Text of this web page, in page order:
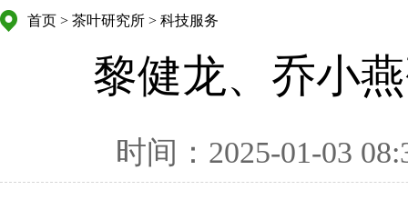
首页 > 茶叶研究所 > 科技服务
黎健龙、乔小
时间：2025-01-03